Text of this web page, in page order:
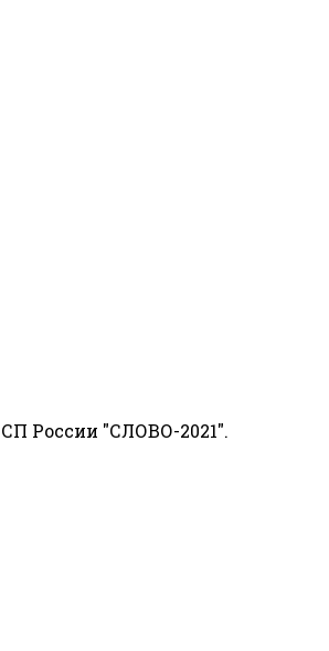
России "СЛОВО-2021".